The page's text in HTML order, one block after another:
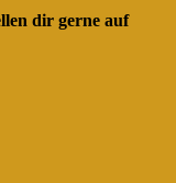
dir gerne auf